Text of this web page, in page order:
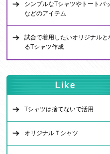
シンプルなTシャツやトートバ
などのアイテム
試合で着用したいオリジナルと
るTシャツ作成
Tシャツは捨てないで活用
オリジナルＴシャツ